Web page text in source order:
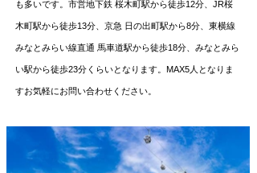
も多いです。市営地下鉄 桜木町駅から徒歩12分、JR桜
木町駅から徒歩13分、京急 日の出町駅から8分、東横線
みなとみらい線直通 馬車道駅から徒歩18分、みなとみら
い駅から徒歩23分くらいとなります。MAX5人となりま
すお気軽にお問い合わせください。